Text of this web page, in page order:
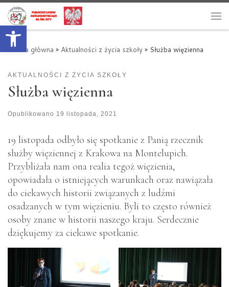
Otwórz pasek narzędzi
Przejdź do treści
Strona główna » Aktualności z życia szkoły » Służba więzienna
AKTUALNOŚCI Z ŻYCIA SZKOŁY
Służba więzienna
Opublikowano 19 listopada, 2021
19 listopada odbyło się spotkanie z Panią rzecznik
służby więziennej z Krakowa na Montelupich.
Przybliżała nam ona realia tegoż więzienia,
opowiadała o istniejących warunkach oraz nawiązała
do ciekawych historii związanych z ludźmi
osadzanych w tym więzieniu. Byli to często również
osoby znane w historii naszego kraju. Serdecznie
dziękujemy za ciekawe spotkanie.